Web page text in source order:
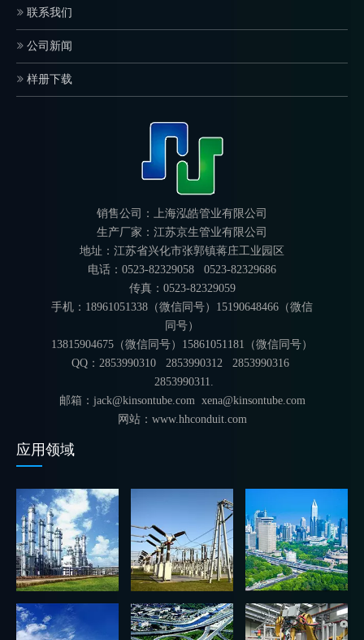
联系我们
公司新闻
样册下载
销售公司：上海泓皓管业有限公司
生产厂家：江苏京生管业有限公司
地址：江苏省兴化市张郭镇蒋庄工业园区
电话：0523-82329058 0523-82329686
传真：0523-82329059
手机：18961051338（微信同号）15190648466（微信
同号）
13815904675（微信同号）15861051181（微信同号）
QQ：2853990310 2853990312
2853990316
2853990311.
邮箱：jack@kinsontube.com xena@kinsontube.com
网站：www.hhconduit.com
应用领域